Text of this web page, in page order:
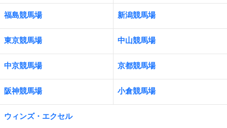
福島競馬場 新潟競馬場
東京競馬場 中山競馬場
中京競馬場 京都競馬場
阪神競馬場 小倉競馬場
ウィンズ・エクセル